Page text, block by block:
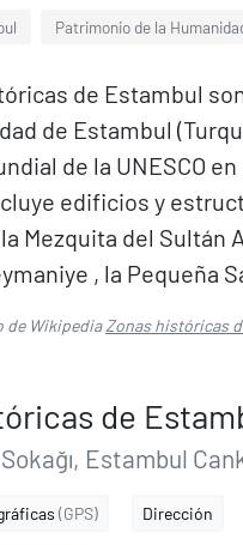
Patrimonio de la
de Estambul
de Estambul
de la UNESCO
edificios y
Mezquita del Sultán
, la Pequeña
de WikipediaZonas históricas
de
Estambul
(GPS) Dirección